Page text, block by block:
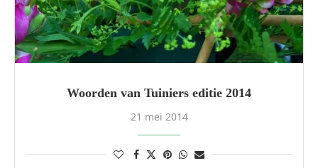
Woorden van Tuiniers editie 2014
21 mei 2014